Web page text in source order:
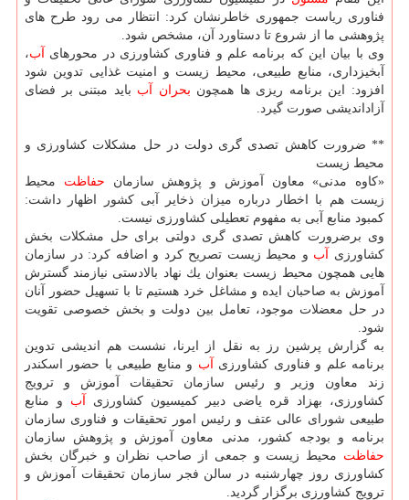
فناوری ریاست جمهوری خاطرنشان كرد: انتظار می رود طرح های
پژوهشی ما از شروع تا دستاورد آن، مشخص شود.
وی با بیان این كه برنامه علم و فناوری كشاورزی در محورهای آب،
آبخیزداری، منابع طبیعی، محیط زیست و امنیت غذایی تدوین شود
افزود: این برنامه ریزی ها همچون بحران آب باید مبتنی بر فضای
آزاداندیشی صورت گیرد.
** ضرورت كاهش تصدی گری دولت در حل مشكلات كشاورزی و
محیط زیست
«كاوه مدنی» معاون آموزش و پژوهش سازمان حفاظت محیط
زیست هم با اخطار درباره میزان ذخایر آبی كشور اظهار داشت:
كمبود منابع آبی به مفهوم تعطیلی كشاورزی نیست.
وی برضرورت كاهش تصدی گری دولتی برای حل مشكلات بخش
كشاورزی آب و محیط زیست تصریح كرد و اضافه كرد: در سازمان
هایی همچون محیط زیست بعنوان یك نهاد بالادستی نیازمند گسترش
آموزش به صاحبان ایده و مشاغل خرد هستیم تا با تسهیل حضور آنان
در حل معضلات موجود، تعامل بین دولت و بخش خصوصی تقویت
شود.
به گزارش پرشین رز به نقل از ایرنا، نشست هم اندیشی تدوین
برنامه علم و فناوری كشاورزی آب و منابع طبیعی با حضور اسكندر
زند معاون وزیر و رئیس سازمان تحقیقات آموزش و ترویج
كشاورزی، بهزاد قره یاضی دبیر كمیسیون كشاورزی آب و منابع
طبیعی شورای عالی عتف و رئیس امور تحقیقات و فناوری سازمان
برنامه و بودجه كشور، مدنی معاون آموزش و پژوهش سازمان
حفاظت محیط زیست و جمعی از صاحب نظران و خبرگان بخش
كشاورزی روز چهارشنبه در سالن فجر سازمان تحقیقات آموزش و
ترویج كشاورزی برگزار گردید.